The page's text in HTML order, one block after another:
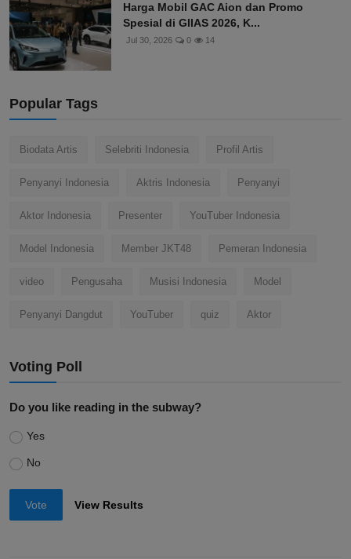
Harga Mobil GAC Aion dan Promo
Spesial di GIIAS 2026, K...
Jul 30, 2026 0 14
Popular Tags
Biodata Artis Selebriti Indonesia Profil Artis
Penyanyi Indonesia Aktris Indonesia Penyanyi
Aktor Indonesia Presenter YouTuber Indonesia
Model Indonesia Member JKT48 Pemeran Indonesia
video Pengusaha Musisi Indonesia Model
Penyanyi Dangdut YouTuber quiz Aktor
Voting Poll
Do you like reading in the subway?
Yes
No
Vote View Results